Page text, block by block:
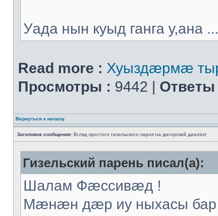
Уада нын куыд ганга у,ана ...
Read more : Хуыздæрмæ
Просмотры : 9442 | Ответы
Вернуться к началу
Заголовок сообщения: Вгляд простого гизельского парня на дигорский диалект
Гизельский парень писал(а):
Шалам Фæссивæд !
Мæнæн дæр иу ныхасы бар